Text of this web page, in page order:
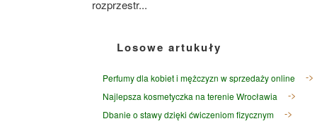
rozprzestr...
Losowe artukuły
Perfumy dla kobiet i mężczyzn w sprzedaży online
Najlepsza kosmetyczka na terenie Wrocławia
Dbanie o stawy dzięki ćwiczeniom fizycznym